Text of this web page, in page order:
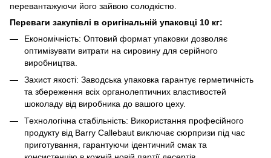
перевантажуючи його зайвою солодкістю.
Переваги закупівлі в оригінальній упаковці 10 кг:
Економічність: Оптовий формат упаковки дозволяє
оптимізувати витрати на сировину для серійного
виробництва.
Захист якості: Заводська упаковка гарантує герметичність
та збереження всіх органолептичних властивостей
шоколаду від виробника до вашого цеху.
Технологічна стабільність: Використання професійного
продукту від Barry Callebaut виключає сюрпризи під час
приготування, гарантуючи ідентичний смак та